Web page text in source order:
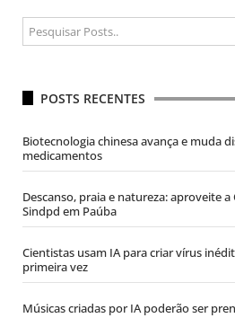
POSTS RECENTES
Biotecnologia chinesa avança e muda
medicamentos
Descanso, praia e natureza: aproveite
Sindpd em Paúba
Cientistas usam IA para criar vírus
primeira vez
Músicas criadas por IA poderão ser